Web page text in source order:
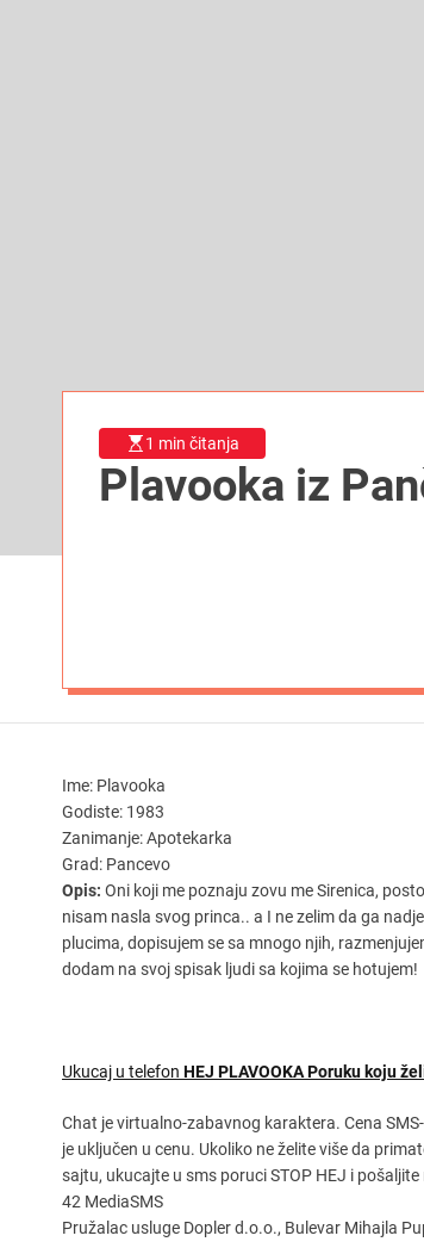
1 min čitanja
Plavooka iz
Ime: Plavooka
Godiste: 1983
Zanimanje: Apotekarka
Grad: Pancevo
Opis: Oni koji me poznaju zovu me Sirenica,
nisam nasla svog princa.. a I ne zelim da ga
plucima, dopisujem se sa mnogo njih,
dodam na svoj spisak ljudi sa kojima se hotujem!
Ukucaj u telefon HEJ PLAVOOKAPoruku koju
Chat je virtualno-zabavnog karaktera. Cena
je uključen u cenu. Ukoliko ne želite više da
sajtu, ukucajte u sms poruci STOP HEJ i
42 MediaSMS
Pružalac usluge Dopler d.o.o., Bulevar Mihajla